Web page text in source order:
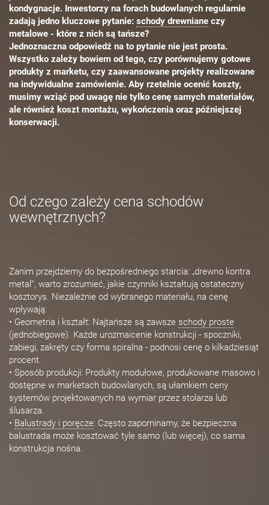
kondygnacje. Inwestorzy na forach budowlanych regularnie
zadają jedno kluczowe pytanie: schody drewniane czy
metalowe - które z nich są tańsze?
Jednoznaczna odpowiedź na to pytanie nie jest prosta.
Wszystko zależy bowiem od tego, czy porównujemy gotowe
produkty z marketu, czy zaawansowane projekty realizowane
na indywidualne zamówienie. Aby rzetelnie ocenić koszty,
musimy wziąć pod uwagę nie tylko cenę samych materiałów,
ale również koszt montażu, wykończenia oraz późniejszej
konserwacji.
Od czego zależy cena schodów
wewnętrznych?
Zanim przejdziemy do bezpośredniego starcia: „drewno kontra
metal”, warto zrozumieć, jakie czynniki kształtują ostateczny
kosztorys. Niezależnie od wybranego materiału, na cenę
wpływają:
• Geometria i kształt: Najtańsze są zawsze schody proste
(jednobiegowe). Każde urozmaicenie konstrukcji - spoczniki,
zabiegi, zakręty czy forma spiralna - podnosi cenę o kilkadziesiąt
procent.
• Sposób produkcji: Produkty modułowe, produkowane masowo i
dostępne w marketach budowlanych, są ułamkiem ceny
systemów projektowanych na wymiar przez stolarza lub
ślusarza.
• Balustrady i poręcze: Często zapominamy, że bezpieczna
balustrada może kosztować tyle samo (lub więcej), co sama
konstrukcja nośna.